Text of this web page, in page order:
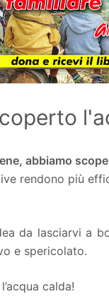
abbiamo
rendono più
da lasciarvi a
e spericolato.
calda!